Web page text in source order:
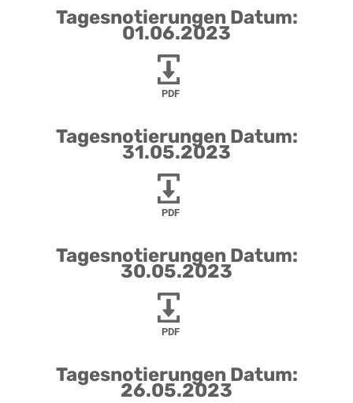
Tagesnotierungen Datum:
01.06.2023
PDF
Tagesnotierungen Datum:
31.05.2023
PDF
Tagesnotierungen Datum:
30.05.2023
PDF
Tagesnotierungen Datum:
26.05.2023